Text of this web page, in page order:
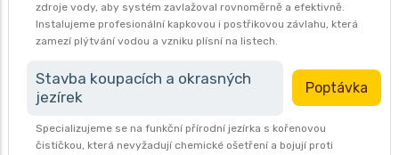
zdroje vody, aby systém zavlažoval rovnoměrně a efektivně.
Instalujeme profesionální kapkovou i postřikovou závlahu, která
zamezí plýtvání vodou a vzniku plísní na listech.
Stavba koupacích a okrasných
jezírek
Poptávka
Specializujeme se na funkční přírodní jezírka s kořenovou
čističkou, která nevyžadují chemické ošetření a bojují proti